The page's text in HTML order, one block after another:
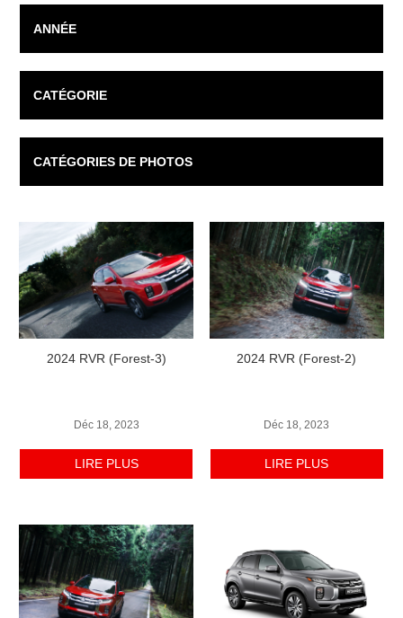
ANNÉE
CATÉGORIE
CATÉGORIES DE PHOTOS
2024 RVR (Forest-3)
Déc 18, 2023
LIRE PLUS
2024 RVR (Forest-2)
Déc 18, 2023
LIRE PLUS